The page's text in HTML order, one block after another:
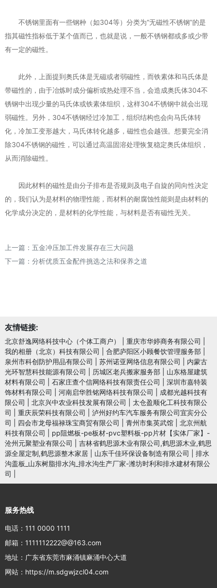
不锈钢里面有一些钢种（如304等）分类为“无磁性不锈钢”的是
指其磁性指标低于某个值而已，也就是说，一般不锈钢都或多或少带
有一定的磁性。
此外，上面提到奥氏体是无磁或者弱磁性，而铁素体和马氏体是
带磁性的，由于冶炼时成分偏析或热处理不当，会造成奥氏体304不
锈钢中出现少量的马氏体或铁素体组织，这样304不锈钢中就会出现
弱磁性。另外，304不锈钢经过冷加工，组织结构也会向马氏体转
化，冷加工变形越大，马氏体转化越多，磁性也会越强。想要完全消
除304不锈钢的磁性，可以通过高温固溶处理恢复稳定奥氏体组织，
从而消除磁性。
因此材料的磁性是由分子排布是否规则及电子自旋的同向性决定
的，我们认为是材料的物理性能，而材料的耐腐蚀性能则是由材料的
化学成分决定的，是材料的化学性能，与材料是否有磁性无关。
上一篇： 五金冲压加工件发展存在三大问题
下一篇： 分析优质五金配件挑选之法和保养之道
友情链接:
北京舒逸网络科技中心（个体工商户） 重庆市华婷商务有限公司
我的相册（北京）科技有限公司
合肥庐阳区小顾餐饮管理服务部
泉州市科创防护用品有限公司
苏州诺亚网络信息有限公司
内蒙古
光环智慧科技能源有限公司
历城区老兵搬家服务部
山东格屋建筑
材料有限公司
石家庄查个信网络科技有限责任公司
深圳市嘉特装
饰材料有限公司
河南启华胜铭网络科技有限公司
成都光越科技有
限公司
北京兴中农业科技发展有限公司
太仓盈顺化工科技有限公
司
重庆辰荣科技有限公司
泸州好约车汽车服务有限公司宜宾分公
司
四会市龙母福禄珠宝商贸有限公司 青州市集英武馆
北京州航
科技有限公司
pp阻燃板-pe板材-pvc塑料板-pp片材【实体厂家】-
沧州元聚塑业有限公司
吉林省鹤思源木业有限公司,鹤思源木业,鹤思
源全屋定制,鹤思源整木家居
山东千佳环保设备制造有限公司
排水
沟盖板_山东树脂排水沟_排水沟生产厂家-潍坊时利和排水建材有限公
司
服务热线
电话：111 0000 1111
邮箱：1111112222@@163.com
地址：广东省东莞市麻涌镇麻涌中心大道
网站：https://m.sdgwjzcl04.com